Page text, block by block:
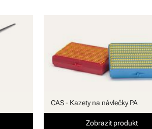
CAS - Kazety na návlečky PA
Zobrazit produkt